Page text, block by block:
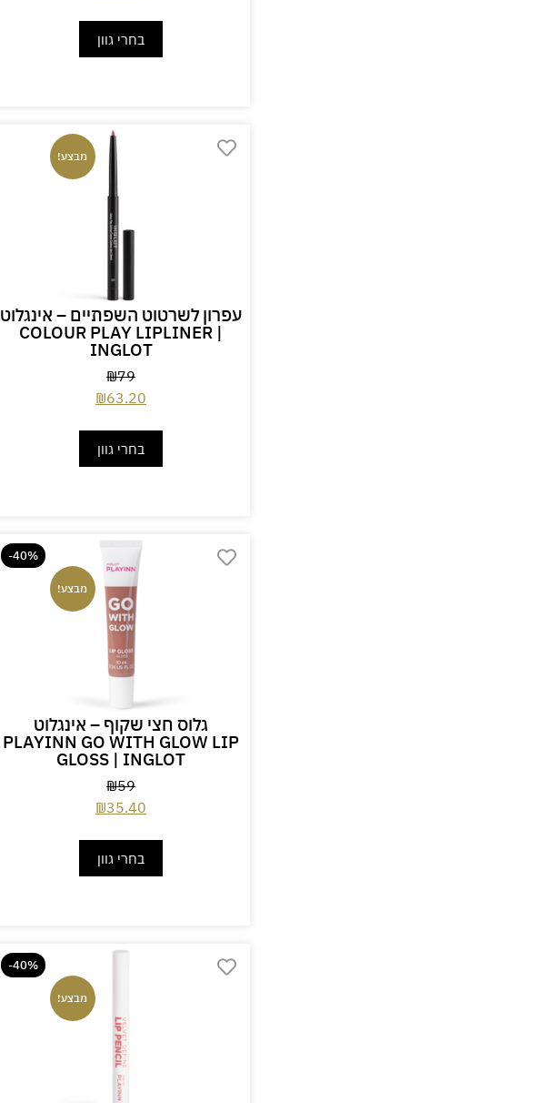
בחרי גוון
מבצע!
עפרון לשרטוט השפתיים – אינגלוט
COLOUR PLAY LIPLINER |
INGLOT
₪79
₪63.20
בחרי גוון
-40%
מבצע!
גלוס חצי שקוף – אינגלוט
PLAYINN GO WITH GLOW LIP
GLOSS | INGLOT
₪59
₪35.40
בחרי גוון
-40%
מבצע!